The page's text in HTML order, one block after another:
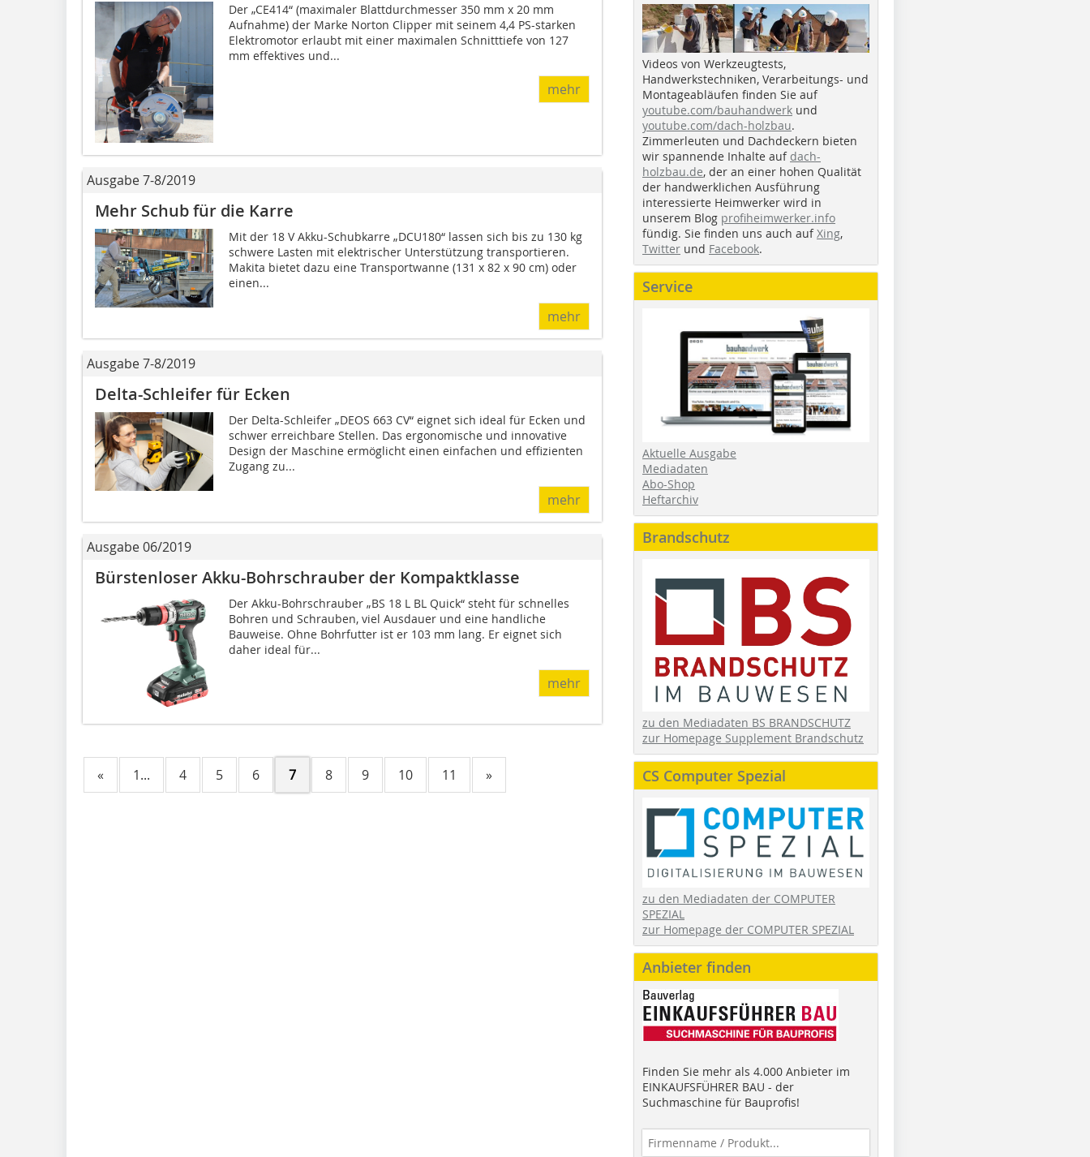
Der „CE414“ (maximaler Blattdurchmesser 350 mm x 20 mm
Aufnahme) der Marke Norton Clipper mit seinem 4,4 PS-starken
Elektromotor erlaubt mit einer maximalen Schnitttiefe von 127
mm effektives und...
mehr
Ausgabe 7-8/2019
Mehr Schub für die Karre
Mit der 18 V Akku-Schubkarre „DCU180“ lassen sich bis zu 130 kg
schwere Lasten mit elektrischer Unterstützung transportieren.
Makita bietet dazu eine Transportwanne (131 x 82 x 90 cm) oder
einen...
mehr
Ausgabe 7-8/2019
Delta-Schleifer für Ecken
Der Delta-Schleifer „DEOS 663 CV“ eignet sich ideal für Ecken und
schwer erreichbare Stellen. Das ergonomische und innovative
Design der Maschine ermöglicht einen einfachen und effizienten
Zugang zu...
mehr
Ausgabe 06/2019
Bürstenloser Akku-Bohrschrauber der Kompaktklasse
Der Akku-Bohrschrauber „BS 18 L BL Quick“ steht für schnelles
Bohren und Schrauben, viel Ausdauer und eine handliche
Bauweise. Ohne Bohrfutter ist er 103 mm lang. Er eignet sich
daher ideal für...
mehr
« 1... 4 5 6 7 8 9 10 11 »
Videos von Werkzeugtests,
Handwerkstechniken, Verarbeitungs- und
Montageabläufen finden Sie auf
youtube.com/bauhandwerk und
youtube.com/dach-holzbau.
Zimmerleuten und Dachdeckern bieten
wir spannende Inhalte auf dach-
holzbau.de, der an einer hohen Qualität
der handwerklichen Ausführung
interessierte Heimwerker wird in
unserem Blog profiheimwerker.info
fündig. Sie finden uns auch aufXing,
Twitter und Facebook.
Service
Aktuelle Ausgabe
Mediadaten
Abo-Shop
Heftarchiv
Brandschutz
zu den Mediadaten BS BRANDSCHUTZ
zur Homepage Supplement Brandschutz
CS Computer Spezial
zu den Mediadaten der COMPUTER
SPEZIAL
zur Homepage der COMPUTER SPEZIAL
Anbieter finden
Finden Sie mehr als 4.000 Anbieter im
EINKAUFSFÜHRER BAU - der
Suchmaschine für Bauprofis!